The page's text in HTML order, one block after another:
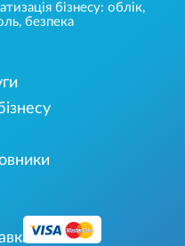
бізнесу: облік,
безпека